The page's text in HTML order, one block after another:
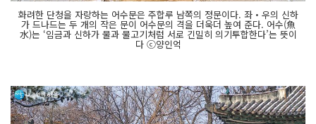
화려한 단청을 자랑하는 어수문은 주합루 남쪽의 정문이다. 좌・우의 신하
가 드나드는 두 개의 작은 문이 어수문의 격을 더욱더 높여 준다. 어수(魚
水)는 ‘임금과 신하가 물과 물고기처럼 서로 긴밀히 의기투합한다’는 뜻이
다 ⓒ양인억